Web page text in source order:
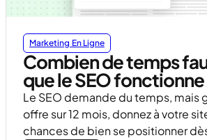
Marketing En Ligne
Combien de temps
que le SEO fonctionne
Le SEO demande du temps, mais
offre sur 12 mois, donnez à votre
chances de bien se positionner